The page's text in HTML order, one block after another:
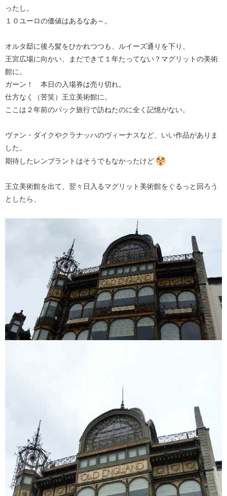
ったし。
１０ユーロの価値はあるなあ～。
オルタ邸に後ろ髪をひかれつつも、ルイーズ通りを下り、
王宮広場に向かい、まだできて１年たってない？マグリットの美術
館に。
ガーン！ 本日の入場券は売り切れ。
仕方なく（苦笑）王立美術館に。
ここは２年前のパック旅行で訪ねたのに全く記憶がない。
ヴァン・ダイクやクラナッハのヴィーナスなど、いい作品がありま
した。
期待したレンブラントはそうでもなかったけど
王立美術館を出て、翌々日入るマグリット美術館をぐるっと回ろう
としたら、